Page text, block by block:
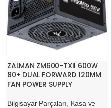
ZALMAN ZM600-TXII 600W
80+ DUAL FORWARD 120MM
FAN POWER SUPPLY
Bilgisayar Parçaları
Kasa ve